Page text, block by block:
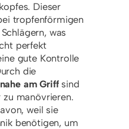
Dieser
tropfenförmigen
was
perfekt
gute Kontrolle
die
am Griffsind
manövrieren.
weil sie
benötigen, um